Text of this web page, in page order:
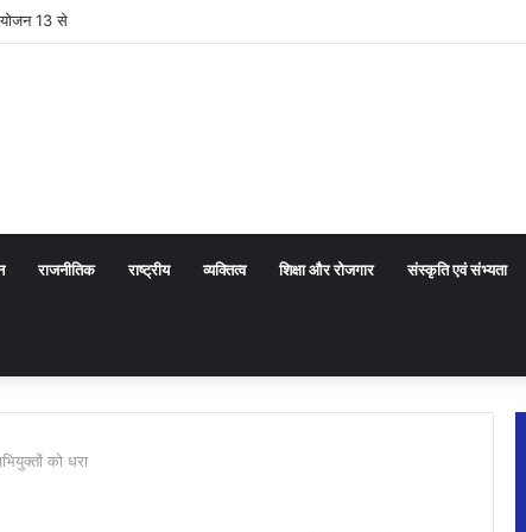
13 से
राजनीतिक राष्ट्रीय व्यक्तित्व शिक्षा और रोजगार संस्कृति एवं संभ्यता
को धरा